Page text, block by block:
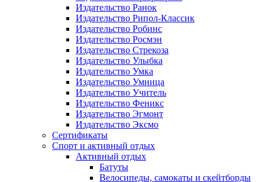
Издательство Ранок
Издательство Рипол-Классик
Издательство Робинс
Издательство Росмэн
Издательство Стрекоза
Издательство Улыбка
Издательство Умка
Издательство Умница
Издательство Учитель
Издательство Феникс
Издательство Эгмонт
Издательство Эксмо
Сертификаты
Спорт и активный отдых
Активный отдых
Батуты
Велосипеды, самокаты и скейтборды